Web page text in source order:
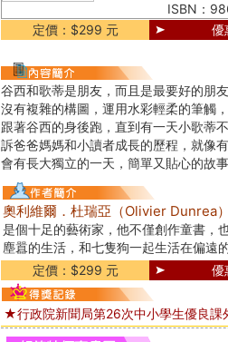
ISBN：
定價：$299 元
優
谷西和歌蒂是朋友，而且是最要好的朋
沒有複雜的構圖，運用水彩輕柔的筆觸
跟著谷西的身後跑，直到有一天小歌蒂
訴爸爸媽媽和小讀者成長的歷程，就像
會有長大獨立的一天，簡單又貼心的故
奧利維爾．杜瑞亞（Olivier Dunrea
是個十足的藝術家，他不僅創作童書，
塵囂的生活，和七隻狗一起生活在偏遠
定價：$299 元
優
★行政院新聞局第26次中小學生優良課